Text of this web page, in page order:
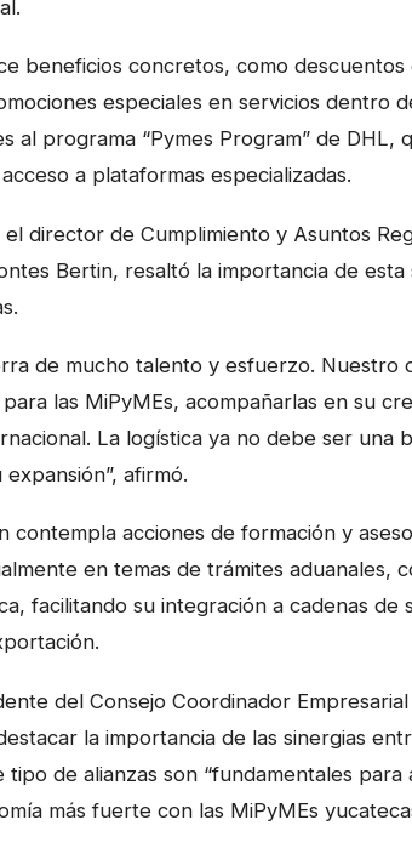
beneficios concretos, como
especiales en servicios dentro
al programa “Pymes Program” de DHL,
a plataformas especializadas.
director de Cumplimiento y Asuntos
Bertin, resaltó la importancia de
de mucho talento y esfuerzo. Nuestro
las MiPyMEs, acompañarlas en su
La logística ya no debe ser una
afirmó.
contempla acciones de formación y
en temas de trámites aduanales,
facilitando su integración a cadenas de
del Consejo Coordinador Empresarial
la importancia de las sinergias
tipo de alianzas son “fundamentales
más fuerte con las MiPyMEs